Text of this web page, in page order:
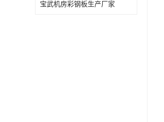
宝武机房彩钢板生产厂家